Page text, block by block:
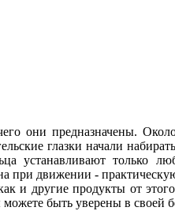
они предназначены.
глазки начали
устанавливают только
движении -
и другие продукты от
можете быть уверены в своей